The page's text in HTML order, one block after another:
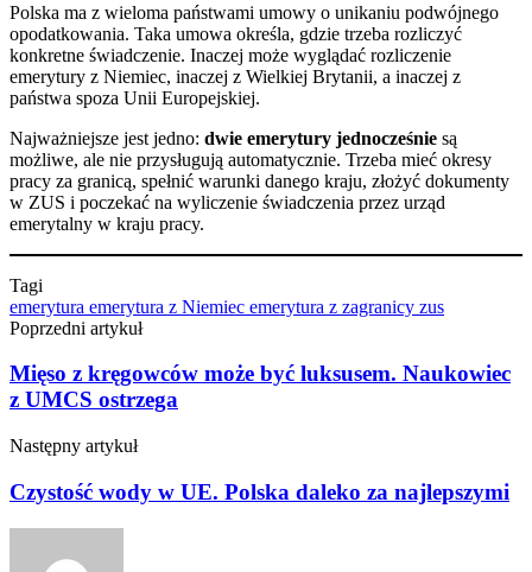
Polska ma z wieloma państwami umowy o unikaniu podwójnego
opodatkowania. Taka umowa określa, gdzie trzeba rozliczyć
konkretne świadczenie. Inaczej może wyglądać rozliczenie
emerytury z Niemiec, inaczej z Wielkiej Brytanii, a inaczej z
państwa spoza Unii Europejskiej.
Najważniejsze jest jedno: dwie emerytury jednocześnie są
możliwe, ale nie przysługują automatycznie. Trzeba mieć okresy
pracy za granicą, spełnić warunki danego kraju, złożyć dokumenty
w ZUS i poczekać na wyliczenie świadczenia przez urząd
emerytalny w kraju pracy.
Tagi
emerytura emerytura z Niemiec emerytura z zagranicy zus
Poprzedni artykuł
Mięso z kręgowców może być luksusem. Naukowiec
z UMCS ostrzega
Następny artykuł
Czystość wody w UE. Polska daleko za najlepszymi